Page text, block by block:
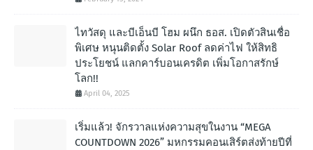
ไทวัสดุ และบีเอ็นบี โฮม ผนึก ธอส. เปิดตัวสินเชื่อ
พิเศษ หนุนติดตั้ง Solar Roof ลดค่าไฟ ให้สิทธิ
ประโยชน์ แลกคาร์บอนเครดิต เพิ่มโอกาสรักษ์
โลก!!
April 04, 2025
เริ่มแล้ว! จักรวาลแห่งความสุขในงาน “MEGA
COUNTDOWN 2026” มหกรรมคอนเสิร์ตส่งท้ายปีที่